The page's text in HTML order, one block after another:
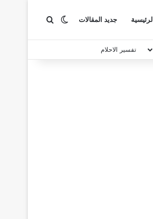
الرئيسية جديد المقالات الوضع المظلم
تفسير الاحلام